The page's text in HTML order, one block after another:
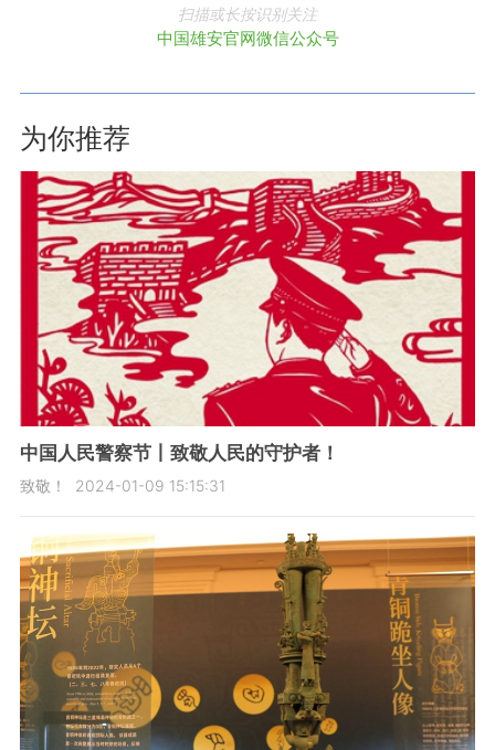
扫描或长按识别关注
中国雄安官网微信公众号
为你推荐
中国人民警察节丨致敬人民的守护者！
致敬！ 2024-01-09 15:15:31